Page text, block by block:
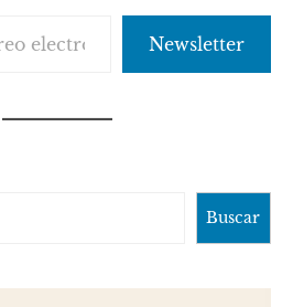
Newsletter
Buscar